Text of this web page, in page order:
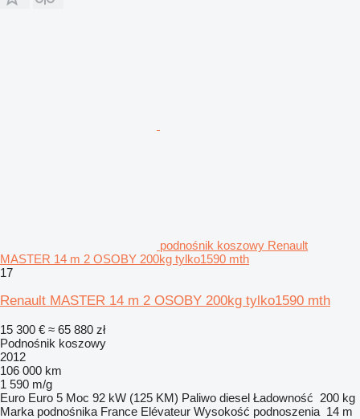
podnośnik koszowy Renault
MASTER 14 m 2 OSOBY 200kg tylko1590 mth
17
Renault MASTER 14 m 2 OSOBY 200kg tylko1590 mth
15 300 € ≈ 65 880 zł
Podnośnik koszowy
2012
106 000 km
1 590 m/g
Euro Euro 5 Moc 92 kW (125 KM) Paliwo diesel Ładowność 200 kg
Marka podnośnika France Elévateur Wysokość podnoszenia 14 m